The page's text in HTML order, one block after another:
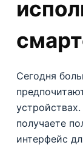
Сегодня
получаете
интерфейс